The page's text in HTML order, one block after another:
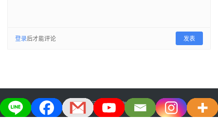
登录后才能评论 发表
大宅生活美学股份有限公司